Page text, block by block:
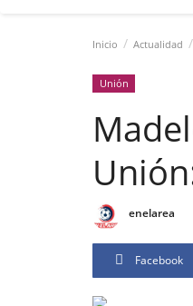
Inicio Actualidad
Unión
enelarea
Facebook